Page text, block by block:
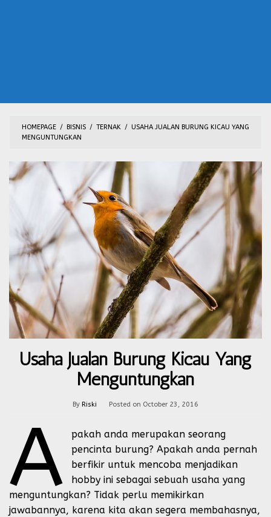
HOMEPAGE / BISNIS / TERNAK / USAHA JUALAN BURUNG KICAU YANG
MENGUNTUNGKAN
Usaha Jualan Burung Kicau Yang
Menguntungkan
By Riski Posted on October 23, 2016
A
pakah anda merupakan seorang
pencinta burung? Apakah anda pernah
berfikir untuk mencoba menjadikan
hobby ini sebagai sebuah usaha yang
menguntungkan? Tidak perlu memikirkan
jawabannya, karena kita akan segera membahasnya,